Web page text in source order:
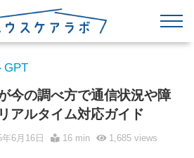
GPT
今の調べ方で通信状況や障
アルタイム対応ガイド
6月16日 16 min 1,685views